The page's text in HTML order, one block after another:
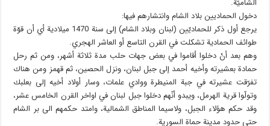
دخول الحماديين بلاد الشام وانتشارهم فيها:
يرجع أول ذكر للحماديّين (لبنان وبلاد الشام) إلى سنة 1470 ميلادية أي أن قوّة
طوائف الحمادية تشكلت في القرن التاسع أو العاشر الهجري.
وهم بعد أنْ دخلوا أقاموا في بعض جهات حلب مدة ثلاثة أشهر، ومن ثم رحل
حمادة بعشيرته وأخيه أحمد إلى جبل لبنان، ونزل الحصين، ثم قهمز ومن هناك
تفرّقت عشيرته في جبة المنيطرة ووادي علمات، وسار أولاد أخيه إلى بعلبك
وتولّوا قرية الهرمل، ويبدو أنّهم دخلوا جبل لبنان في اواخر القرن الخامس عشر،
وقد حكم هؤلاء الجبل، ولاسيما المناطق الشمالية، وامتد حكمهم الى بر الشام
حتى حدود مدينة حماة السورية.